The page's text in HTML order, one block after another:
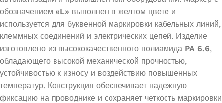
обозначением «L» выполнен в желтом цвете и
используется для буквенной маркировки кабельных линий,
клеммных соединений и электрических цепей. Изделие
изготовлено из высококачественного полиамида PA 6.6,
обладающего высокой механической прочностью,
устойчивостью к износу и воздействию повышенных
температур. Конструкция обеспечивает надежную
фиксацию на проводнике и сохраняет четкость маркировки